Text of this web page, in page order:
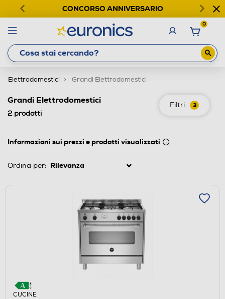
CONCORSO ANNIVERSARIO
0
Elettrodomestici Grandi Elettrodomestici
Filtri 3
Grandi Elettrodomestici
2prodotti
Informazioni sui prezzi e prodotti visualizzati
Ordina per:
CUCINE